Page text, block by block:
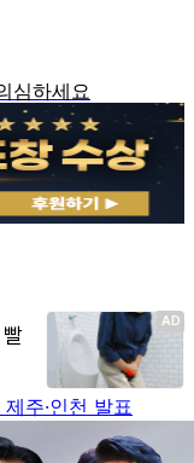
주·인천 발표